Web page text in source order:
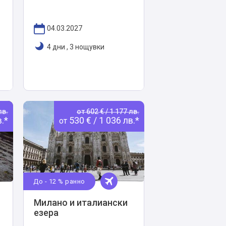
04.03.2027
4 дни , 3 нощувки
от 602 € / 1 177 лв.
от 530 € / 1 036 лв.*
До - 12 % ранно
Милано и италиански
езера